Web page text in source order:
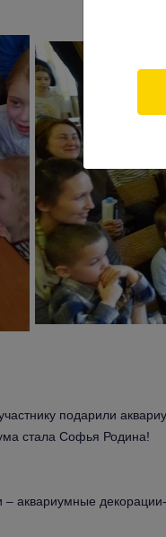
подарили
стала Софья Родина!
аквариумные